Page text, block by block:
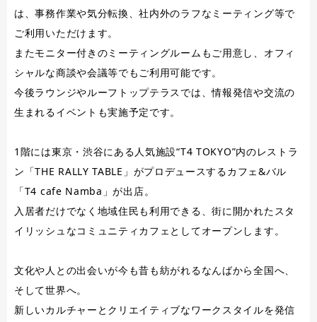
は、事務作業や気分転換、社内外のラフなミーティング等で
ご利用いただけます。
またモニター付きのミーティングルームもご用意し、オフィ
シャルな商談や会議等でもご利用可能です。
今後ラウンジやルーフトップテラスでは、情報発信や交流の
生まれるイベントも実施予定です。
1階には東京・渋谷にある人気施設“T4 TOKYO”内のレストラ
ン「THE RALLY TABLE」がプロデュースするカフェ&バル
「T4 cafe Namba」が出店。
入居者だけでなく地域住民も利用できる、街に開かれたスタ
イリッシュなコミュニティカフェとしてオープンします。
文化や人との出会いが今も昔も紡がれるなんばから全国へ、
そして世界へ。
新しいカルチャーとクリエイティブなワークスタイルを発信